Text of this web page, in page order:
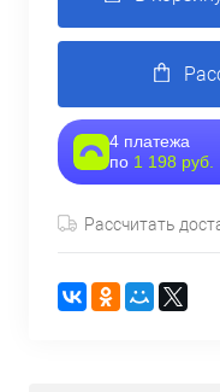
4 платежа
по 1 198 руб.
Рассчитать